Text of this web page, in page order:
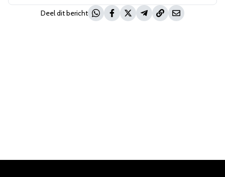
Deel dit bericht